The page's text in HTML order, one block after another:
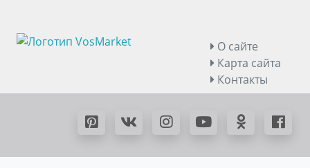
О сайте
Карта сайта
Контакты